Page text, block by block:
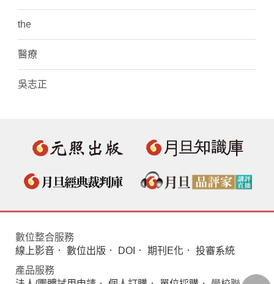
the
醫療
吳志正
數位整合服務
線上影音 ． 數位出版 ． DOI ． 期刊E化 ． 投審系統
產品服務